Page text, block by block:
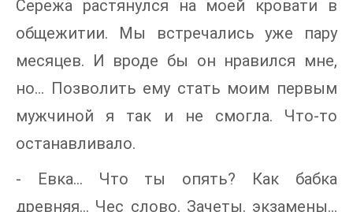
Сережа растянулся на моей кровати в
общежитии. Мы встречались уже пару
месяцев. И вроде бы он нравился мне,
но... Позволить ему стать моим первым
мужчиной я так и не смогла. Что-то
останавливало.
- Евка... Что ты опять? Как бабка
древняя... Чес слово. Зачеты. экзамены...